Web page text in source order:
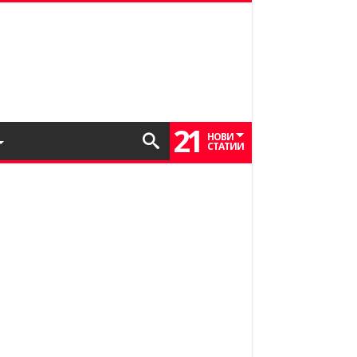
21 НОВИ
СТАТИИ